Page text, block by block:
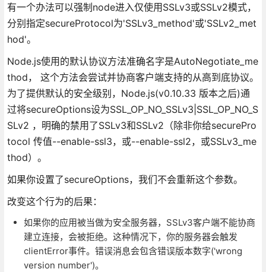
有一个办法可以强制node进入仅使用SSLv3或SSLv2模式，
分别指定secureProtocol为'SSLv3_method'或'SSLv2_met
hod'。
Node.js使用的默认协议方法准确名字是AutoNegotiate_me
thod， 这个方法会尝试并协商客户端支持的从高到底协议。
为了提供默认的安全级别，Node.js(v0.10.33 版本之后)通
过将secureOptions设为SSL_OP_NO_SSLv3|SSL_OP_NO_S
SLv2 ，明确的禁用了SSLv3和SSLv2（除非你给securePro
tocol 传值--enable-ssl3，或--enable-ssl2，或SSLv3_me
thod）。
如果你设置了secureOptions，我们不会重新这个参数。
改变这个行为的后果：
如果你的应用被当做为安全服务器，SSLv3客户端不能协商
建立连接，会被拒绝。这种情况下，你的服务器会触发
clientError事件。错误消息会包含错误版本数字('wrong
version number')。